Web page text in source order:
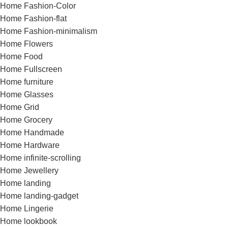
Home Fashion-Color
Home Fashion-flat
Home Fashion-minimalism
Home Flowers
Home Food
Home Fullscreen
Home furniture
Home Glasses
Home Grid
Home Grocery
Home Handmade
Home Hardware
Home infinite-scrolling
Home Jewellery
Home landing
Home landing-gadget
Home Lingerie
Home lookbook